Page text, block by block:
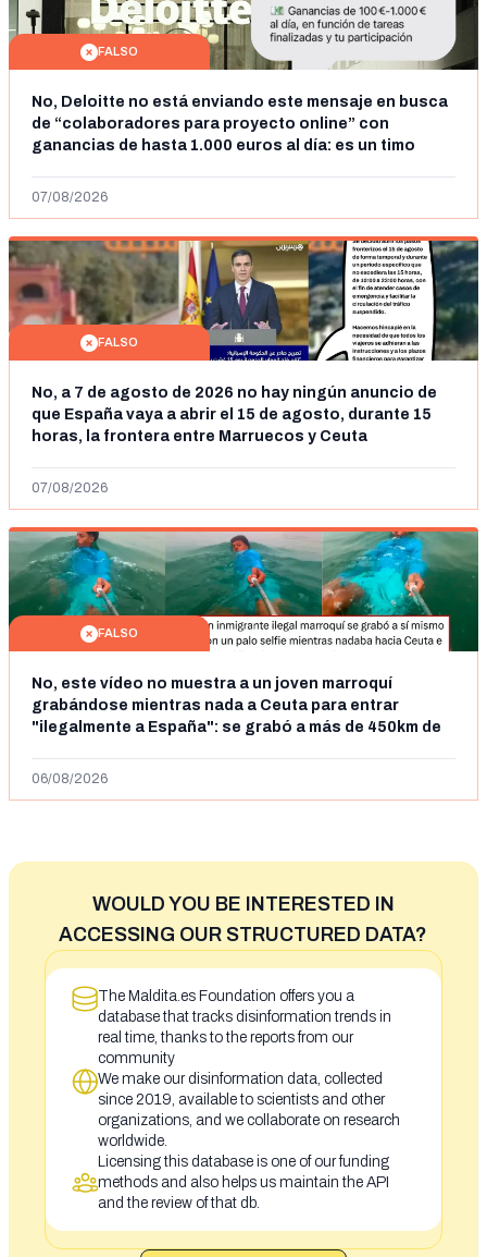
FALSO
No, Deloitte no está enviando este mensaje en busca
de “colaboradores para proyecto online” con
ganancias de hasta 1.000 euros al día: es un timo
07/08/2026
FALSO
No, a 7 de agosto de 2026 no hay ningún anuncio de
que España vaya a abrir el 15 de agosto, durante 15
horas, la frontera entre Marruecos y Ceuta
07/08/2026
FALSO
No, este vídeo no muestra a un joven marroquí
grabándose mientras nada a Ceuta para entrar
"ilegalmente a España": se grabó a más de 450km de
06/08/2026
WOULD YOU BE INTERESTED IN
ACCESSING OUR STRUCTURED DATA?
The Maldita.es Foundation offers you a
database that tracks disinformation trends in
real time, thanks to the reports from our
community
We make our disinformation data, collected
since 2019, available to scientists and other
organizations, and we collaborate on research
worldwide.
Licensing this database is one of our funding
methods and also helps us maintain the API
and the review of that db.